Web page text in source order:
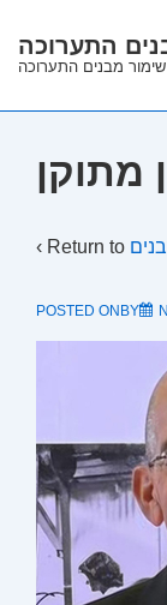
Skip
Main
התערוכה
שימור מבנים התערוכה
מתוקן
‹ Return to
POSTED ONBY